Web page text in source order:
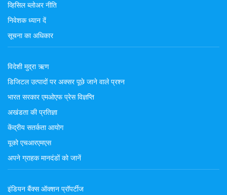
व्हिसिल ब्लोअर नीति
निवेशक ध्यान दें
सूचना का अधिकार
विदेशी मुद्रा ऋण
डिजिटल उत्पादों पर अक्सर पूछे जाने वाले प्रश्न
भारत सरकार एमओएफ प्रेस विज्ञप्ति
अखंडता की प्रतिज्ञा
केंद्रीय सतर्कता आयोग
यूको एचआरएमएस
अपने ग्राहक मानदंडों को जानें
इंडियन बैंक्स ऑक्शन प्रॉपर्टीज